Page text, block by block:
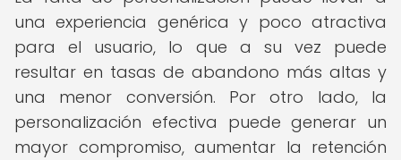
una experiencia genérica y poco atractiva
para el usuario, lo que a su vez puede
resultar en tasas de abandono más altas y
una menor conversión. Por otro lado, la
personalización efectiva puede generar un
mayor compromiso, aumentar la retención